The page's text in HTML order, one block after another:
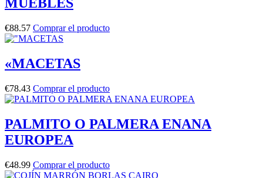
MUEBLES
€88.57 Comprar el producto
«MACETAS
€78.43 Comprar el producto
PALMITO O PALMERA ENANA
EUROPEA
€48.99 Comprar el producto